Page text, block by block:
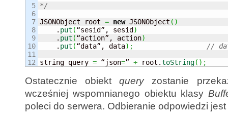
5
6
7
8
9
10
11
*/
JSONObject root = new JSONObject ( )
    .
put (“sesid”, sesid)
    .
put (“action”, action)
    .
put (“data”, data) ;
//
string query = “json=” + root.toString( ) ;
Ostatecznie obiektqueryzostanie
wcześniej wspomnianego obiektu klasy
poleci do serwera. Odbieranie odpowiedzi